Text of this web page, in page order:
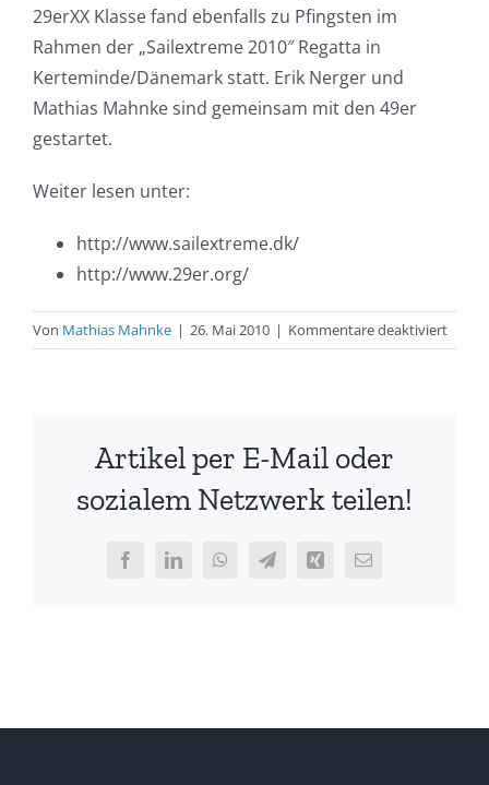
29erXX Klassefand ebenfalls zu Pfingsten im
Rahmen der „Sailextreme2010″ Regatta in
Kerteminde/Dänemarkstatt. Erik Nerger und
Mathias Mahnkesind gemeinsam mit den 49er
gestartet.
Weiter lesen unter:
http://www.sailextreme.dk/
http://www.29er.org/
Von Mathias Mahnke | 26. Mai 2010 | Kommentare deaktiviertfür
Artikel per E-Mail oder
sozialem Netzwerk teilen!
FacebookLinkedInWhatsAppTelegramXing
E-